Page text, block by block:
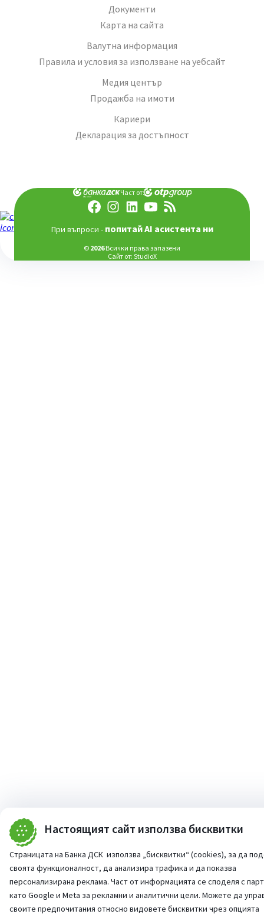
Настоящият сайт използва бисквитки
Страницата на Банка ДСК използва „бисквитки“ (cookies), за да
своята функционалност, да анализира трафика и да показва
персонализирана реклама. Част от информацията се споделя с
като Google и Meta за рекламни и аналитични цели. Можете да
своите предпочитания относно видовете бисквитки чрез опцията
Документи
Карта на сайта
Валутна информация
Правила и условия за използване на уебсайт
Медия център
Продажба на имоти
Кариери
Декларация за достъпност
Част от:
При въпроси - попитай AI асистента ни
© 2026Всички права запазени
Сайт от: StudioX